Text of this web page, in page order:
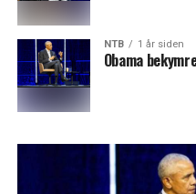
NTB 1 år siden
Obama